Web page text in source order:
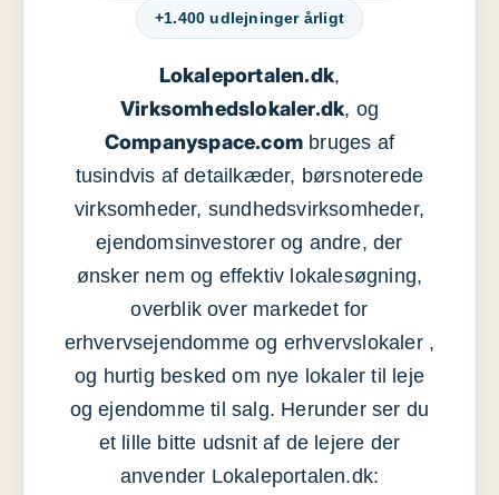
+1.400 udlejninger årligt
Lokaleportalen.dk,
Virksomhedslokaler.dk, og
Companyspace.com bruges af
tusindvis af detailkæder, børsnoterede
virksomheder, sundhedsvirksomheder,
ejendomsinvestorer og andre, der
ønsker nem og effektiv lokalesøgning,
overblik over markedet for
erhvervsejendomme og erhvervslokaler ,
og hurtig besked om nye lokaler til leje
og ejendomme til salg. Herunder ser du
et lille bitte udsnit af de lejere der
anvender Lokaleportalen.dk: